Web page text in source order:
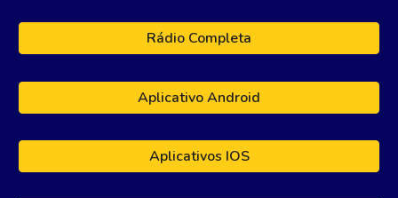
Rádio Completa
Aplicativo Android
Aplicativos IOS